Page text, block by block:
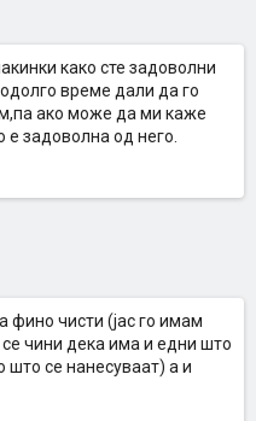
како сте задоволни
време дали да го
ако може да ми каже
е задоволна од него.
фино чисти (јас го имам
чини дека има и едни што
што се нанесуваат) а и